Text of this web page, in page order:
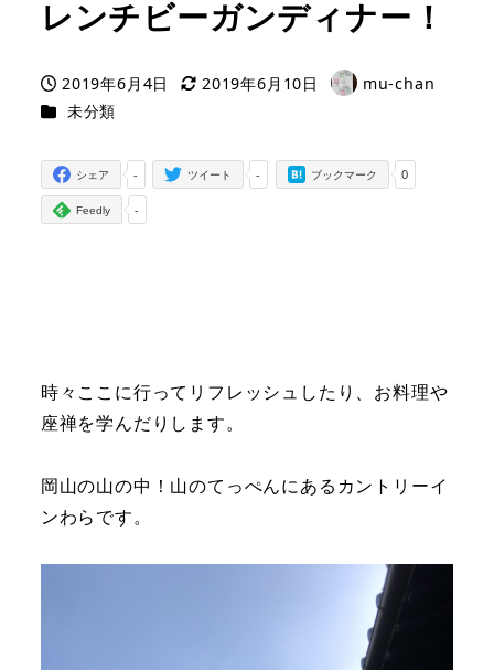
レンチビーガンディナー！
投稿日
2019年6月4日
更新日
2019年6月10日
著
mu-chan
カテゴリー
未分類
-
シェア -
ツイート 0
ブックマーク
-
Feedly
時々ここに行ってリフレッシュしたり、お料理や
座禅を学んだりします。
岡山の山の中！山のてっぺんにあるカントリーイ
ンわらです。